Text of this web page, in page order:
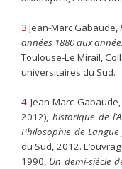
3 Jean-Marc Gabaude,
années 1880 aux
Toulouse-Le Mirail,
universitaires du Sud.
4 Jean-Marc Gabaude,
2012), historique de
Philosophie de
du Sud, 2012.
1990, Un demi-siècle